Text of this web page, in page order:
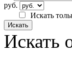
руб.
Искать
Искать